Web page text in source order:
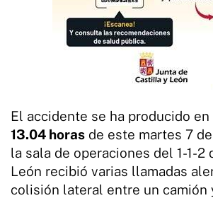
El accidente se ha producido
13.04 horas de este martes 7
la sala de operaciones del 1-1-2
León recibió varias llamadas
colisión lateral entre un camión